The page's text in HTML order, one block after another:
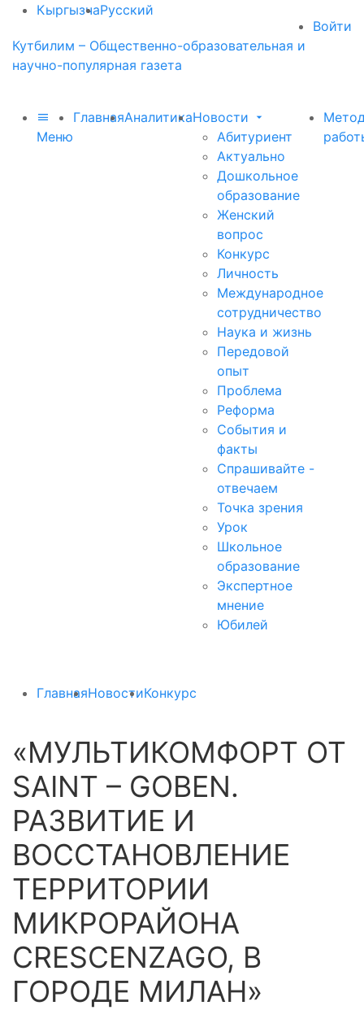
КыргызчаРусский
Войти
Кутбилим – Общественно-образовательная и
научно-популярная газета
Меню
ГлавнаяАналитикаНовости
Абитуриент
Актуально
Дошкольное
образование
Женский
вопрос
Конкурс
Личность
Международное
сотрудничество
Наука и жизнь
Передовой
опыт
Проблема
Реформа
События и
факты
Спрашивайте -
отвечаем
Точка зрения
Урок
Школьное
образование
Экспертное
мнение
Юбилей
ГлавнаяНовостиКонкурс
«МУЛЬТИКОМФОРТ ОТ
SAINT – GOBEN.
РАЗВИТИЕ И
ВОССТАНОВЛЕНИЕ
ТЕРРИТОРИИ
МИКРОРАЙОНА
CRESCENZAGO, В
ГОРОДЕ МИЛАН»